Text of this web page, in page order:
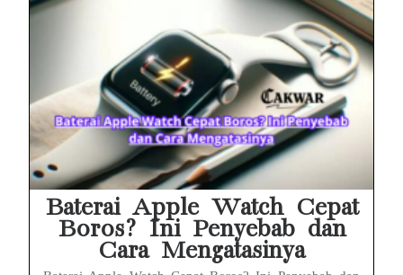
Baterai Apple Watch Cepat
Boros? Ini Penyebab dan
Cara Mengatasinya